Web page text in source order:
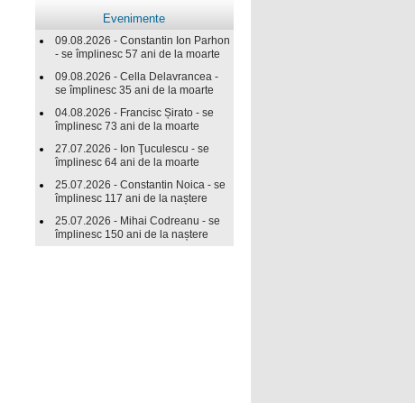
Evenimente
09.08.2026 - Constantin Ion Parhon
- se împlinesc 57 ani de la moarte
09.08.2026 - Cella Delavrancea -
se împlinesc 35 ani de la moarte
04.08.2026 - Francisc Șirato - se
împlinesc 73 ani de la moarte
27.07.2026 - Ion Ţuculescu - se
împlinesc 64 ani de la moarte
25.07.2026 - Constantin Noica - se
împlinesc 117 ani de la naștere
25.07.2026 - Mihai Codreanu - se
împlinesc 150 ani de la naștere